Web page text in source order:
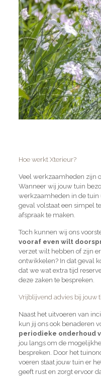
Hoe werkt Xterieur?
Veel werkzaamheden zijn
Wanneer wij jouw tuin
werkzaamheden in de
geval volstaat een simpel
afspraak te maken.
Toch kunnen wij ons
vooraf even wilt
verzet wilt hebben of zijn
ontwikkelen? In dat geval
dat we wat extra tijd
deze zaken te bespreken.
Vrijblijvend advies bij jouw
Naast het uitvoeren van
kun jij ons ook benaderen
periodieke onderhoud
jou langs om de
bespreken. Door het
voeren staat jouw tuin er
geeft rust en zorgt ervoor